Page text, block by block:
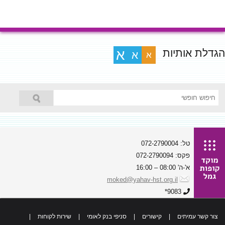
הגדלת אותיות א א א
טל: 072-2790004
פקס: 072-2790094
א'-ה' 08:00 – 16:00
moked@yahav-hst.org.il
9083*
צור קשר עמיתים קישורים סניפי בנק לאומי שירות לקוחות